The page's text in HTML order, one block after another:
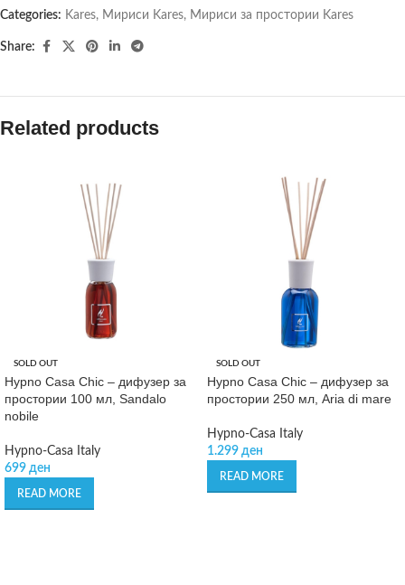
Categories: Kares, Мириси Kares, Мириси за простории Kares
Share:
Related products
SOLD OUT
Hypno Casa Chic – дифузер за
простории 100 мл, Sandalo
nobile
Hypno-Casa Italy
699 ден
READ MORE
SOLD OUT
Hypno Casa Chic – дифузер за
простории 250 мл, Aria di mare
Hypno-Casa Italy
1.299 ден
READ MORE